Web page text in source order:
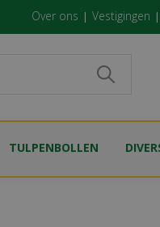
Over ons Vestigingen
TULPENBOLLEN